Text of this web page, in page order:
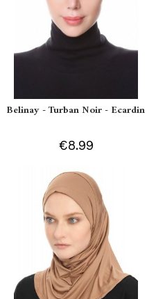
Belinay - Turban Noir - Ecardin
€8.99